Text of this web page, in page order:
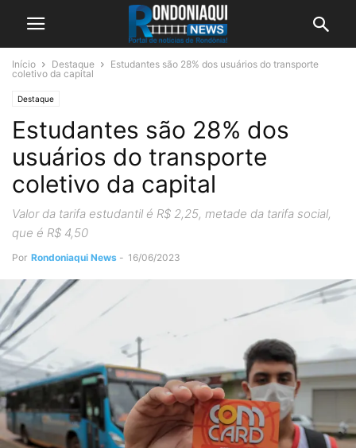
Início Destaque
Estudantes são 28% dos usuários do transporte
coletivo da capital
Destaque
Estudantes são 28% dos
usuários do transporte
coletivo da capital
Valor da tarifa estudantil é R$ 2,25, metade da tarifa social,
que é R$ 4,50
Por Rondoniaqui News - 16/06/2023